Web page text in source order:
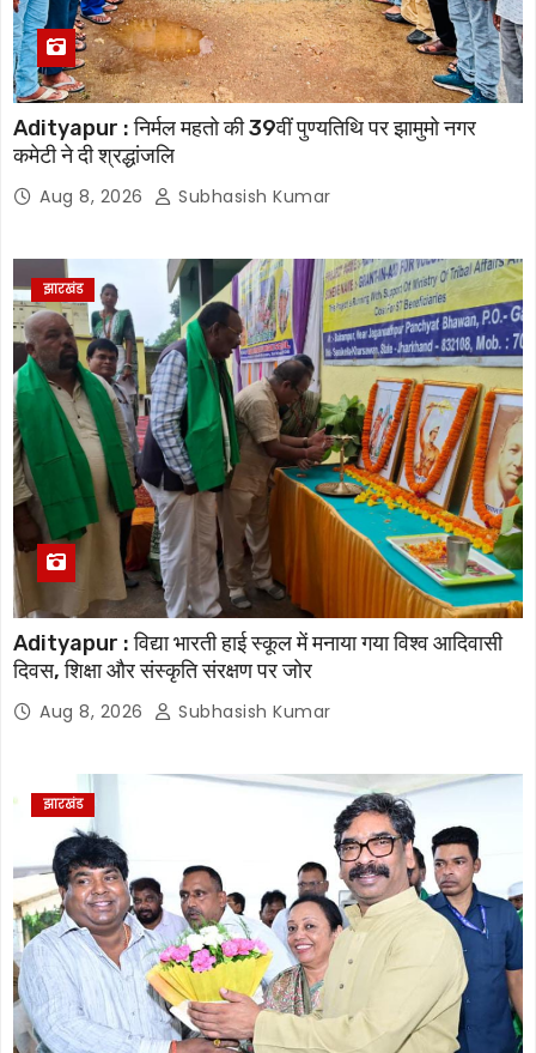
Adityapur : निर्मल महतो की 39वीं पुण्यतिथि पर झामुमो नगर
कमेटी ने दी श्रद्धांजलि
Aug 8, 2026 Subhasish Kumar
झारखंड
Adityapur : विद्या भारती हाई स्कूल में मनाया गया विश्व आदिवासी
दिवस, शिक्षा और संस्कृति संरक्षण पर जोर
Aug 8, 2026 Subhasish Kumar
झारखंड